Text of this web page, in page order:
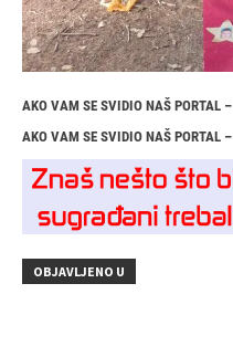
AKO VAM SE SVIDIO NAŠ PORTAL –
AKO VAM SE SVIDIO NAŠ PORTAL –
OBJAVLJENO U